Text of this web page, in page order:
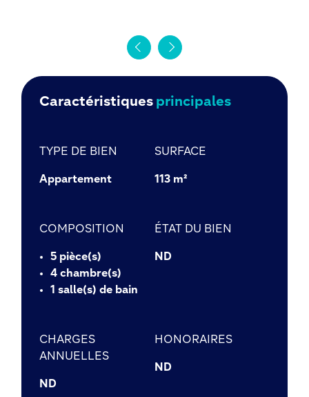
Caractéristiques principales
TYPE DE BIEN
Appartement
SURFACE
113 m²
COMPOSITION
5 pièce(s)
4 chambre(s)
1 salle(s) de bain
ÉTAT DU BIEN
ND
CHARGES
ANNUELLES
ND
HONORAIRES
ND